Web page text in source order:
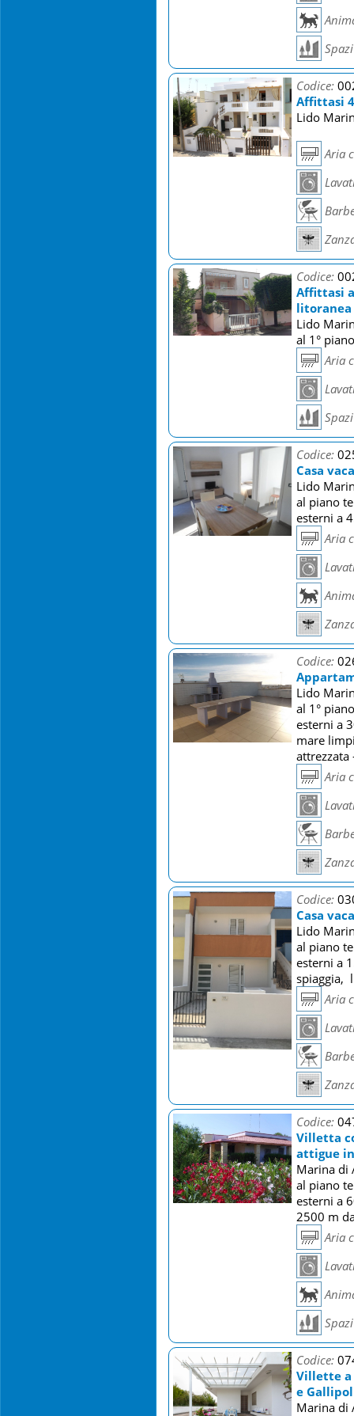
Codice:
Affittasi
Lido
Aria
Codice:
Affittasi
Lido
al 1°
Aria
Codice:
Casa
Lido
al piano
esterni a
Aria
Codice:
Lido
al 1°
esterni a
mare
Aria
Codice:
Casa
Lido
al piano
esterni a
spiaggia,
Aria
Codice:
Villetta
attigue
Marina di
al piano
esterni a
2500 m
Aria
Codice:
Villette a
e
Marina di